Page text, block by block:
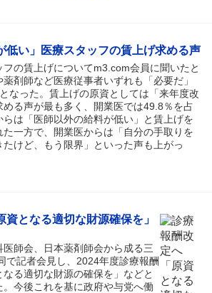
低い」医療スタッフの賃上げ求める声
の賃上げについてm3.com会員に聞いたと
剤師など医療従事者いずれも「必要だ」
なった。賃上げの原資としては「来年度改
める声が最も多く、開業医では49.8％を占
は「医師以外の給料が低い」と賃上げを
一方で、開業医からは「自分の手取りを
けど、もう限界」といった声も上がっ
となる適切な財源確保を」
医師会、日本薬剤師会から成る三
で記者会見し、2024年度診療報酬
る適切な財源の確保を」などと
今後これを基に政府や与党へ働